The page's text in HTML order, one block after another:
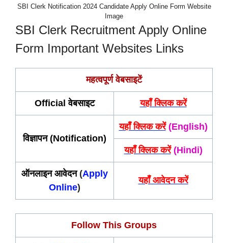
SBI Clerk Notification 2024 Candidate Apply Online Form Website
Image
SBI Clerk Recruitment Apply Online
Form Important Websites Links
महत्वपूर्ण वेबसाइटें
Official वेबसाइट यहाँ क्लिक करें
विज्ञापन (Notification)
यहाँ क्लिक करें (English)
यहाँ क्लिक करें (Hindi)
ऑनलाइन आवेदन(Apply
Online)
यहाँ आवेदन करें
Follow This Groups